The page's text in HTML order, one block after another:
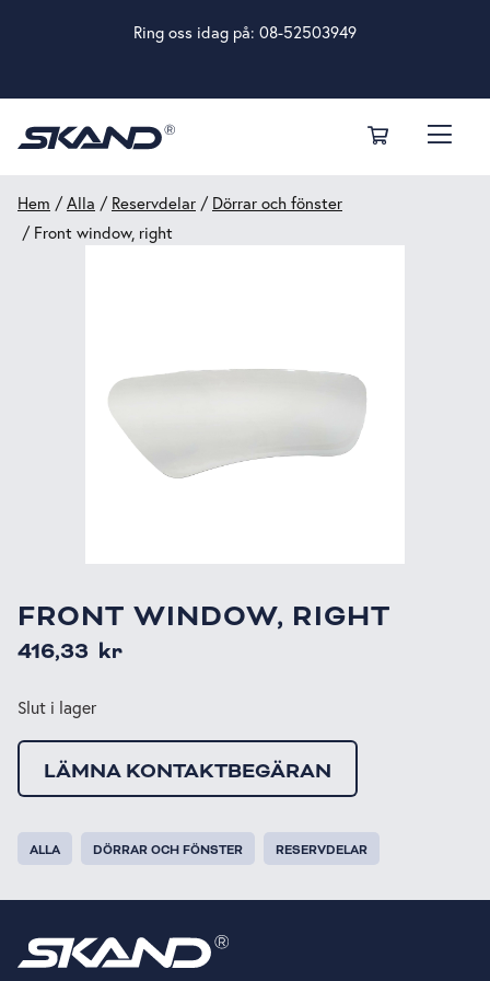
Ring oss idag på: 08-52503949
Hem /Alla / Reservdelar / Dörrar och fönster
/ Front window, right
FRONT WINDOW, RIGHT
416,33 kr
Slut i lager
LÄMNA KONTAKTBEGÄRAN
ALLA DÖRRAR OCH FÖNSTER RESERVDELAR